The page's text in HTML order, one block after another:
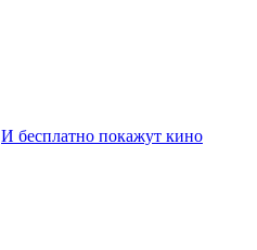
И бесплатно покажут кино